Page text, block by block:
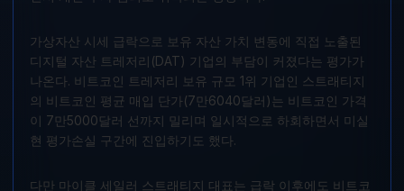
가상자산 시세 급락으로 보유 자산 가치 변동에 직접 노출된
디지털 자산 트레저리(DAT) 기업의 부담이 커졌다는 평가가
나온다. 비트코인 트레저리 보유 규모 1위 기업인 스트래티지
의 비트코인 평균 매입 단가(7만6040달러)는 비트코인 가격
이 7만5000달러 선까지 밀리며 일시적으로 하회하면서 미실
현 평가손실 구간에 진입하기도 했다.
다만 마이클 세일러 스트래티지 대표는 급락 이후에도 비트코